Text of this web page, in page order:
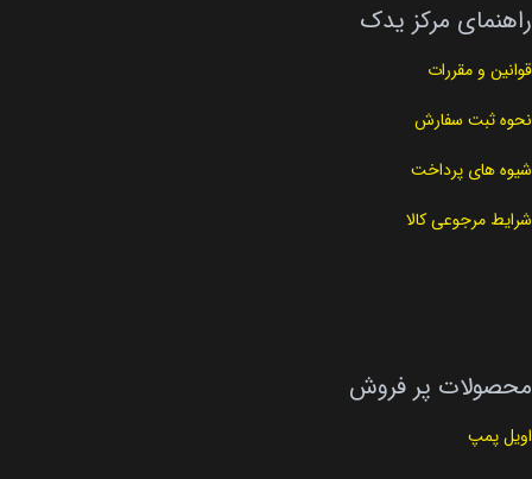
راهنمای مرکز یدک
قوانین و مقررات
نحوه ثبت سفارش
شیوه های پرداخت
شرایط مرجوعی کالا
محصولات پر فروش
اویل پمپ